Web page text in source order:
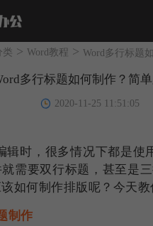
类 > Word教程 >
多行标题如何制作？简
2020-11-25 11:51:05
辑时，很多情况下都是使
需要双行标题，甚至是
如何制作排版呢？今天教
制作